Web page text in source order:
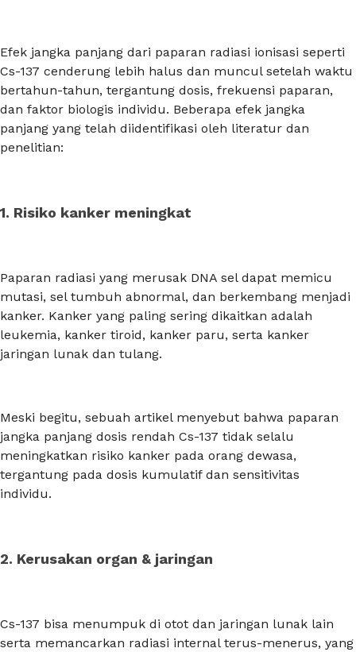
Efek jangka panjang dari paparan radiasi ionisasi seperti
Cs-137 cenderung lebih halus dan muncul setelah waktu
bertahun-tahun, tergantung dosis, frekuensi paparan,
dan faktor biologis individu. Beberapa efek jangka
panjang yang telah diidentifikasi oleh literatur dan
penelitian:
1. Risiko kanker meningkat
Paparan radiasi yang merusak DNA sel dapat memicu
mutasi, sel tumbuh abnormal, dan berkembang menjadi
kanker. Kanker yang paling sering dikaitkan adalah
leukemia, kanker tiroid, kanker paru, serta kanker
jaringan lunak dan tulang.
Meski begitu, sebuah artikel menyebut bahwa paparan
jangka panjang dosis rendah Cs-137 tidak selalu
meningkatkan risiko kanker pada orang dewasa,
tergantung pada dosis kumulatif dan sensitivitas
individu.
2. Kerusakan organ & jaringan
Cs-137 bisa menumpuk di otot dan jaringan lunak lain
serta memancarkan radiasi internal terus-menerus, yang